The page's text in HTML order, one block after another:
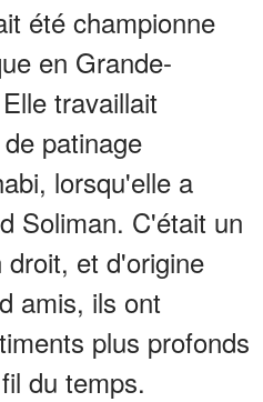
été championne
en Grande-
travaillait
patinage
lorsqu'elle a
Soliman. C'était un
et d'origine
amis, ils ont
plus profonds
du temps.